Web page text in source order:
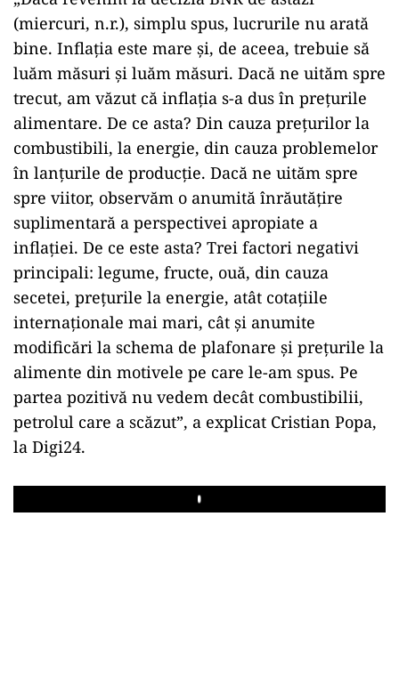
(miercuri, n.r.), simplu spus, lucrurile nu arată
bine. Inflaţia este mare şi, de aceea, trebuie să
luăm măsuri şi luăm măsuri. Dacă ne uităm spre
trecut, am văzut că inflaţia s-a dus în preţurile
alimentare. De ce asta? Din cauza preţurilor la
combustibili, la energie, din cauza problemelor
în lanţurile de producţie. Dacă ne uităm spre
spre viitor, observăm o anumită înrăutăţire
suplimentară a perspectivei apropiate a
inflaţiei. De ce este asta? Trei factori negativi
principali: legume, fructe, ouă, din cauza
secetei, preţurile la energie, atât cotaţiile
internaţionale mai mari, cât şi anumite
modificări la schema de plafonare şi preţurile la
alimente din motivele pe care le-am spus. Pe
partea pozitivă nu vedem decât combustibilii,
petrolul care a scăzut”, a explicat Cristian Popa,
la Digi24.
Play